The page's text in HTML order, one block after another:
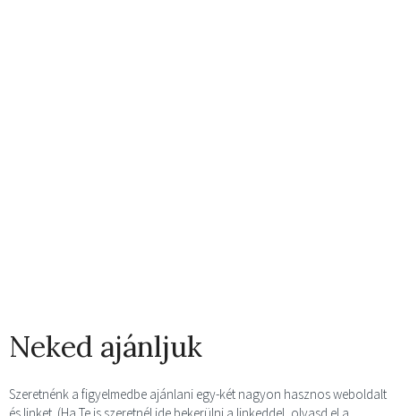
Neked ajánljuk
Szeretnénk a figyelmedbe ajánlani egy-két nagyon hasznos weboldalt